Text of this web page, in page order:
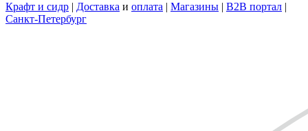
Крафт и сидр | Доставка и оплата | Магазины | B2B портал |
Санкт-Петербург